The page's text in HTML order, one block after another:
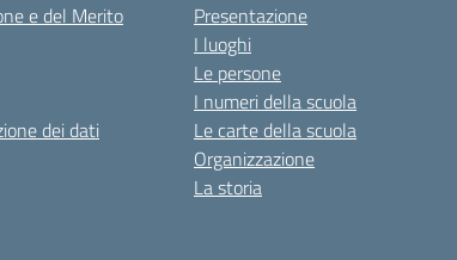
e del Merito
dei dati
Presentazione
I luoghi
Le persone
I numeri della scuola
Le carte della scuola
Organizzazione
La storia